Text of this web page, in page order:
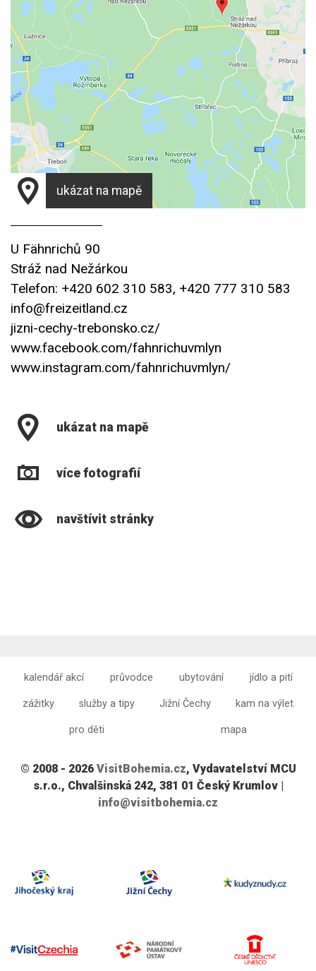
ukázat na mapě
U Fähnrichů 90
Stráž nad Nežárkou
Telefon: +420 602 310 583, +420 777 310 583
info@freizeitland.cz
jizni-cechy-trebonsko.cz/
www.facebook.com/fahnrichuvmlyn
www.instagram.com/fahnrichuvmlyn/
ukázat na mapě
více fotografií
navštívit stránky
kalendář akcí průvodce ubytování jídlo a pití
zážitky služby a tipy Jižní Čechy kam na výlet
pro děti mapa
© 2008 - 2026 VisitBohemia.cz, Vydavatelství MCU
s.r.o., Chvalšinská 242, 381 01 Český Krumlov |
info@visitbohemia.cz